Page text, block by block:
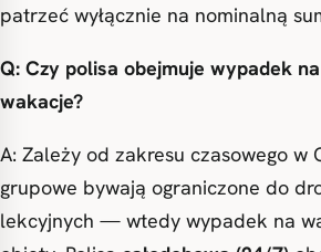
patrzeć wyłącznie na nominalną
Q: Czy polisa obejmuje wypadek
wakacje?
A: Zależy od zakresu czasowego w
grupowe bywają ograniczone do
lekcyjnych — wtedy wypadek na